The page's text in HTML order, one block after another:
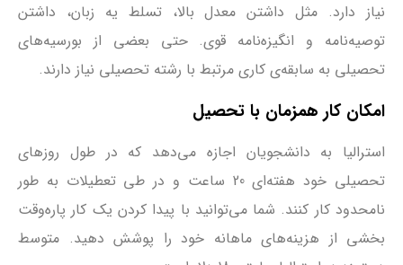
نیاز دارد. مثل داشتن معدل بالا، تسلط یه زبان، داشتن
توصیه‌نامه و انگیزه‌نامه قوی. حتی بعضی از بورسیه‌های
تحصیلی به سابقه‌ی کاری مرتبط با رشته تحصیلی نیاز دارند.
امکان کار همزمان با تحصیل
استرالیا به دانشجویان اجازه می‌دهد که در طول روزهای
تحصیلی خود هفته‌ای 20 ساعت و در طی تعطیلات به طور
نامحدود کار کنند. شما می‌توانید با پیدا کردن یک کار پاره‌وقت
بخشی از هزینه‌های ماهانه خود را پوشش دهید. متوسط